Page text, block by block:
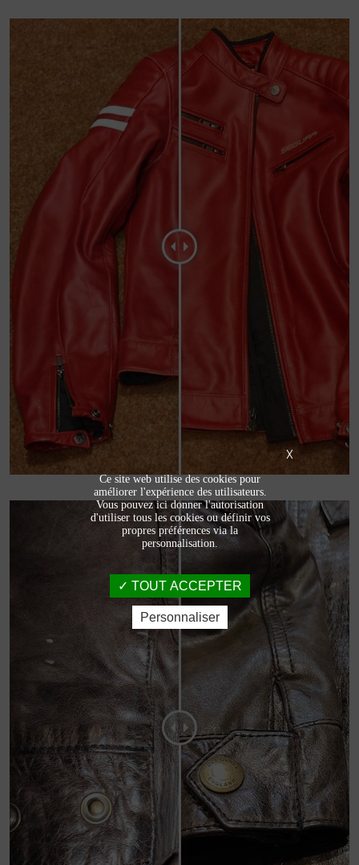
X
Ce site web utilise des cookies pour
améliorer l'expérience des utilisateurs.
Vous pouvez ici donner l'autorisation
d'utiliser tous les cookies ou définir vos
propres préférences via la
personnalisation.
TOUT ACCEPTER
Personnaliser